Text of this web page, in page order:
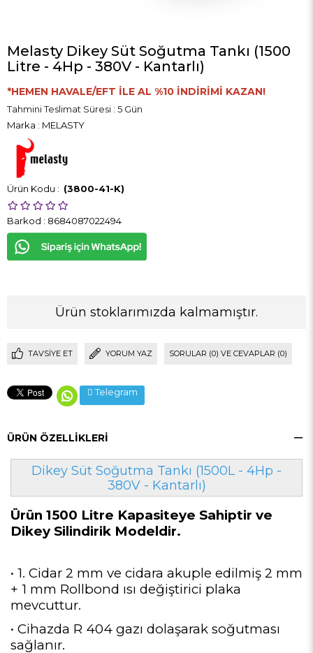
Melasty Dikey Süt Soğutma Tankı (1500
Litre - 4Hp - 380V - Kantarlı)
*HEMEN HAVALE/EFT İLE AL %10 İNDİRİMİ KAZAN!
Tahmini Teslimat Süresi : 5 Gün
Marka : MELASTY
(3800-41-K)
Barkod : 8684087022494
Ürün stoklarımızda kalmamıştır.
TAVSIYE ET YORUM YAZ SORULAR (0) VE CEVAPLAR (0)
Telegram
ÜRÜN ÖZELLIKLERI
Dikey Süt Soğutma Tankı (1500L - 4Hp -
380V - Kantarlı)
Ürün 1500 Litre Kapasiteye Sahiptir ve
Dikey Silindirik Modeldir.
• 1. Cidar 2 mm ve cidara akuple edilmiş 2 mm
+ 1 mm Rollbond ısı değiştirici plaka
mevcuttur.
• Cihazda R 404 gazı dolaşarak soğutması
sağlanır.